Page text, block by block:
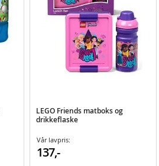
LEGO Friends matboks og
drikkeflaske
Vår lavpris:
137,-